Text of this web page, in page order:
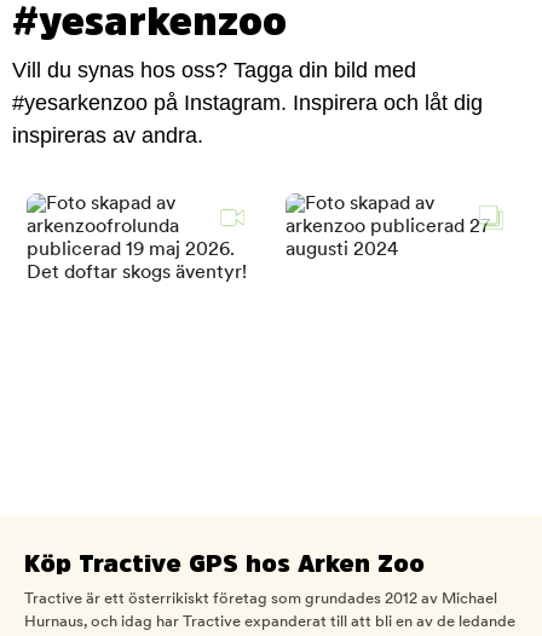
#yesarkenzoo
Vill du synas hos oss? Tagga din bild med
#yesarkenzoo på Instagram. Inspirera och låt dig
inspireras av andra.
Köp Tractive GPS hos Arken Zoo
Tractive är ett österrikiskt företag som grundades 2012 av Michael
Hurnaus, och idag har Tractive expanderat till att bli en av de ledande